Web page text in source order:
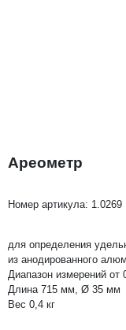
Ареометр
Номер артикула: 1.0269
для определения
из анодированнoго
Диапазон измерений от
Длина 715 мм, Ø 35 мм
Вес 0,4 кг